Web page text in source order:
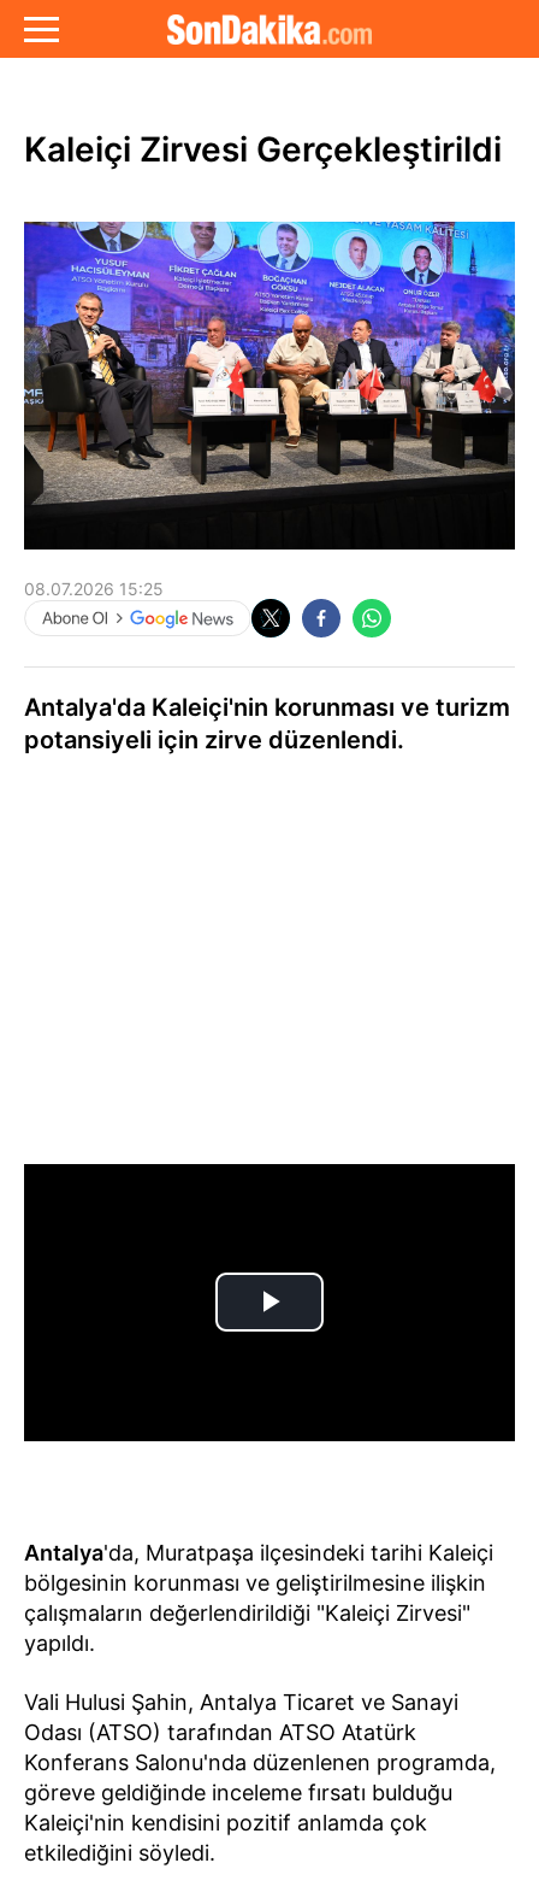
Kaleiçi Zirvesi Gerçekleştirildi
08.07.2026 15:25
Antalya'da Kaleiçi'nin korunması ve turizm
potansiyeli için zirve düzenlendi.
Antalya'da, Muratpaşa ilçesindeki tarihi Kaleiçi
bölgesinin korunması ve geliştirilmesine ilişkin
çalışmaların değerlendirildiği "Kaleiçi Zirvesi"
yapıldı.
Vali Hulusi Şahin, Antalya Ticaret ve Sanayi
Odası (ATSO) tarafından ATSO Atatürk
Konferans Salonu'nda düzenlenen programda,
göreve geldiğinde inceleme fırsatı bulduğu
Kaleiçi'nin kendisini pozitif anlamda çok
etkilediğini söyledi.